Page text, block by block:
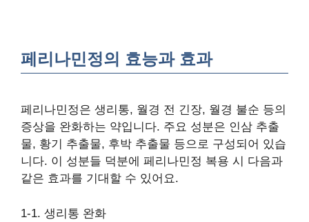
페리나민정의 효능과 효과
페리나민정은 생리통, 월경 전 긴장, 월경 불순 등의
증상을 완화하는 약입니다. 주요 성분은 인삼 추출
물, 황기 추출물, 후박 추출물 등으로 구성되어 있습
니다. 이 성분들 덕분에 페리나민정 복용 시 다음과
같은 효과를 기대할 수 있어요.
1-1. 생리통 완화